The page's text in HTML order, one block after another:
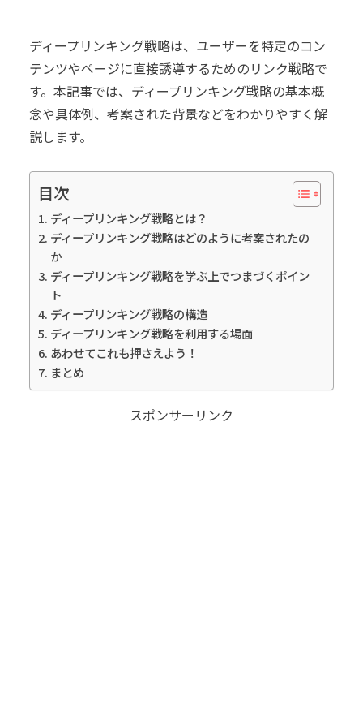
ディープリンキング戦略は、ユーザーを特定のコン
テンツやページに直接誘導するためのリンク戦略で
す。本記事では、ディープリンキング戦略の基本概
念や具体例、考案された背景などをわかりやすく解
説します。
目次
ディープリンキング戦略とは？
ディープリンキング戦略はどのように考案されたの
か
ディープリンキング戦略を学ぶ上でつまづくポイン
ト
ディープリンキング戦略の構造
ディープリンキング戦略を利用する場面
あわせてこれも押さえよう！
まとめ
スポンサーリンク